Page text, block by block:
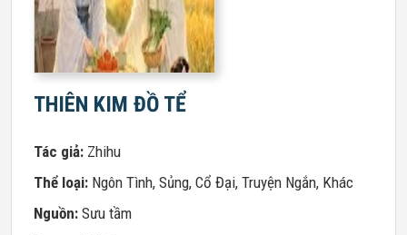
THIÊN KIM ĐỒ TỂ
Tác giả: Zhihu
Thể loại: Ngôn Tình, Sủng, Cổ Đại, Truyện Ngắn, Khác
Nguồn: Sưu tầm